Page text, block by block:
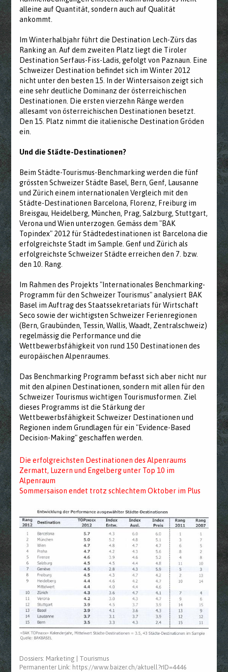
alleine auf Quantität, sondern auch auf Qualität
ankommt.
Im Winterhalbjahr führt die Destination Lech-Zürs das
Ranking an. Auf dem zweiten Platz liegt die Tiroler
Destination Serfaus-Fiss-Ladis, gefolgt von Paznaun. Eine
Schweizer Destination befindet sich im Winter 2012
nicht unter den besten 15. In der Wintersaison zeigt sich
eine sehr deutliche Dominanz der österreichischen
Destinationen. Die ersten vierzehn Ränge werden
allesamt von österreichischen Destinationen besetzt.
Den 15. Platz nimmt die italienische Destination Gröden
ein.
Und die Städte-Destinationen?
Beim Städte-Tourismus-Benchmarking werden die fünf
grössten Schweizer Städte Basel, Bern, Genf, Lausanne
und Zürich einem internationalen Vergleich mit den
Städte-Destinationen Barcelona, Florenz, Freiburg im
Breisgau, Heidelberg, München, Prag, Salzburg, Stuttgart,
Verona und Wien unterzogen. Gemäss dem "BAK
Topindex" 2012 für Städtedestinationen ist Barcelona die
erfolgreichste Stadt im Sample. Genf und Zürich als
erfolgreichste Schweizer Städte erreichen den 7. bzw.
den 10. Rang.
Im Rahmen des Projekts "Internationales Benchmarking-
Programm für den Schweizer Tourismus" analysiert BAK
Basel im Auftrag des Staatssekretariats für Wirtschaft
Seco sowie der wichtigsten Schweizer Ferienregionen
(Bern, Graubünden, Tessin, Wallis, Waadt, Zentralschweiz)
regelmässig die Performance und die
Wettbewerbsfähigkeit von rund 150 Destinationen des
europäischen Alpenraumes.
Das Benchmarking Programm befasst sich aber nicht nur
mit den alpinen Destinationen, sondern mit allen für den
Schweizer Tourismus wichtigen Tourismusformen. Ziel
dieses Programms ist die Stärkung der
Wettbewerbsfähigkeit Schweizer Destinationen und
Regionen indem Grundlagen für ein "Evidence-Based
Decision-Making" geschaffen werden.
Die erfolgreichsten Destinationen des Alpenraums
Zermatt, Luzern und Engelberg unter Top 10 im
Alpenraum
Sommersaison endet trotz schlechtem Oktober im Plus
Dossiers: Marketing
Tourismus
Permanenter Link: https://www.baizer.ch/aktuell?rID=4446